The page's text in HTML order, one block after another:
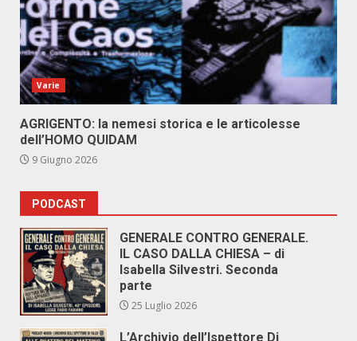
Varie
AGRIGENTO: la nemesi storica e le articolesse
dell’HOMO QUIDAM
9 Giugno 2026
PODCAST
GENERALE CONTRO GENERALE.
IL CASO DALLA CHIESA – di
Isabella Silvestri. Seconda
parte
25 Luglio 2026
L’Archivio dell’Ispettore Di